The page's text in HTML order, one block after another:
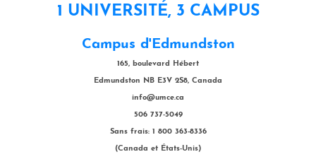
1 UNIVERSITÉ, 3 CAMPUS
Campus d'Edmundston
165, boulevard Hébert
Edmundston NB E3V 2S8, Canada
info@umce.ca
506 737-5049
Sans frais: 1 800 363-8336
(Canada et États-Unis)